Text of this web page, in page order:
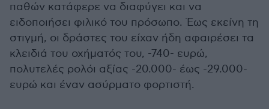
παθών κατάφερε να διαφύγει και να
ειδοποιήσει φιλικό του πρόσωπο. Έως εκείνη τη
στιγμή, οι δράστες του είχαν ήδη αφαιρέσει τα
κλειδιά του οχήματός του, -740- ευρώ,
πολυτελές ρολόι αξίας -20.000- έως -29.000-
ευρώ και έναν ασύρματο φορτιστή.